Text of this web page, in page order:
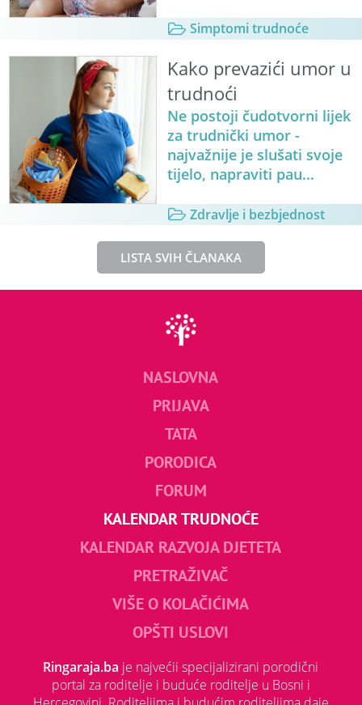
Simptomi trudnoće
Kako prevazići umor u
trudnoći
Ne postoji čudotvorni lijek
za trudnički umor -
najvažnije je slušati svoje
tijelo, napraviti pau...
Zdravlje i bezbjednost
LISTA SVIH ČLANAKA
NASLOVNA
PRIJAVA
TATA
PORODICA
FORUM
KALENDAR TRUDNOĆE
KALENDAR RAZVOJA DJETETA
PRETRAŽIVAČ
VIŠE O KOLAČIĆIMA
OPŠTI USLOVI
Ringaraja.ba je najvećii specijalizirani porodični
portal za roditelje i buduće roditelje u Bosni i